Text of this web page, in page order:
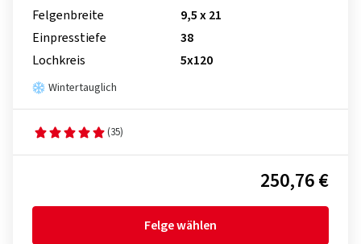
Felgenbreite
9,5 x 21
Einpresstiefe
38
Lochkreis
5x120
Wintertauglich
(35)
250,76 €
Felge wählen